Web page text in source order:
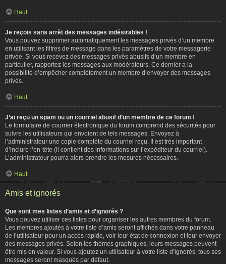
Haut
Je reçois sans arrêt des messages indésirables !
Vous pouvez supprimer automatiquement les messages privés d’un membre
en utilisant les filtres de message dans les paramètres de votre messagerie
privée. Si vous recevez des messages privés abusifs d’un membre en
particulier, rapportez les messages aux modérateurs. Ce dernier a la
possibilité d’empêcher complètement un membre d’envoyer des messages
privés.
Haut
J’ai reçu un spam ou un courriel abusif d’un membre de ce forum !
Le formulaire de courrier électronique du forum comprend des sécurités pour
suivre les utilisateurs qui envoient de tels messages. Envoyez à
l’administrateur une copie complète du courriel reçu. Il est très important
d’inclure l’en-tête (il contient des informations sur l’expéditeur du courriel).
L’administrateur pourra alors prendre les mesures nécessaires.
Haut
Amis et ignorés
Que sont mes listes d’amis et d’ignorés ?
Vous pouvez utiliser ces listes pour organiser les autres membres du forum.
Les membres ajoutés à votre liste d’amis seront affichés dans votre panneau
de l’utilisateur pour un accès rapide, voir leur état de connexion et leur envoyer
des messages privés. Selon les thèmes graphiques, leurs messages peuvent
être mis en valeur. Si vous ajoutez un utilisateur à votre liste d’ignorés, tous ses
messages seront masqués par défaut.